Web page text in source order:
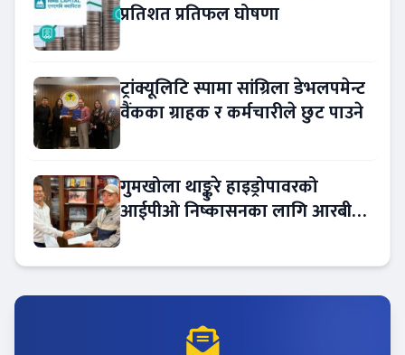
प्रतिशत प्रतिफल घोषणा
ट्रांक्यूलिटि स्पामा सांग्रिला डेभलपमेन्ट
वैंकका ग्राहक र कर्मचारीले छुट पाउने
गुमखोला थाङ्कुरे हाइड्रोपावरको
आईपीओ निष्कासनका लागि आरबीबी